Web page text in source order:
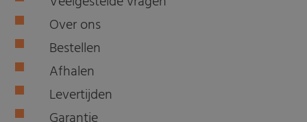
Over ons
Bestellen
Afhalen
Levertijden